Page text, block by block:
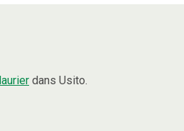
laurier dans Usito.